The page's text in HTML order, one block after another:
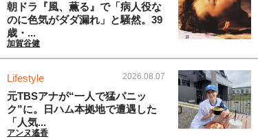
朝ドラ『風、薫る』で「病人役な
のに色気がダダ漏れ」と騒然。39
歳・...
加賀谷健
Lifestyle 2026.08.07
元TBSアナが“一人で猛パニッ
ク”に。日ハム本拠地で遭遇した
「人気...
アンヌ遙香